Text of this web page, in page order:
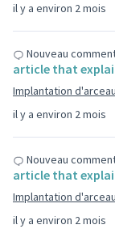
il y a environ 2 mois
il y a environ 2 mois
Nouveau
article that
Implantation
il y a environ 2 mois
Nouveau
article that
Implantation